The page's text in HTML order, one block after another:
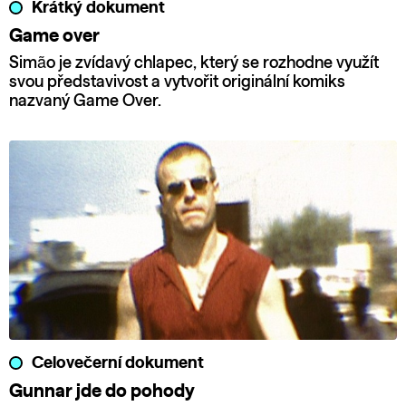
Krátký dokument
Game over
Simão je zvídavý chlapec, který se rozhodne využít
svou představivost a vytvořit originální komiks
nazvaný Game Over.
Celovečerní dokument
Gunnar jde do pohody